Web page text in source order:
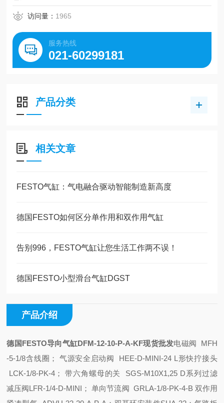
位置检测 用于接近式传感器
访问量： 1965
服务热线
021-60299181
产品分类
相关文章
FESTO气缸：气电融合驱动智能制造新高度
德国FESTO如何区分单作用和双作用气缸
告别996，FESTO气缸让您生活工作两不误！
德国FESTO小型滑台气缸DGST
产品介绍
德国FESTO导向气缸DFM-12-10-P-A-KF现货批发电磁阀 MFH
-5-1/8含线圈； 气源安全启动阀 HEE-D-MINI-24 L形快拧接头
LCK-1/8-PK-4； 带六角螺母的关 SGS-M10X1,25 D系列过滤
减压阀LFR-1/4-D-MINI； 单向节流阀 GRLA-1/8-PK-4-B 双作用